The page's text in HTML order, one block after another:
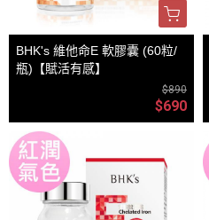
BHK's 維他命E 軟膠囊 (60粒/
瓶)【賦活有感】
$890
$690